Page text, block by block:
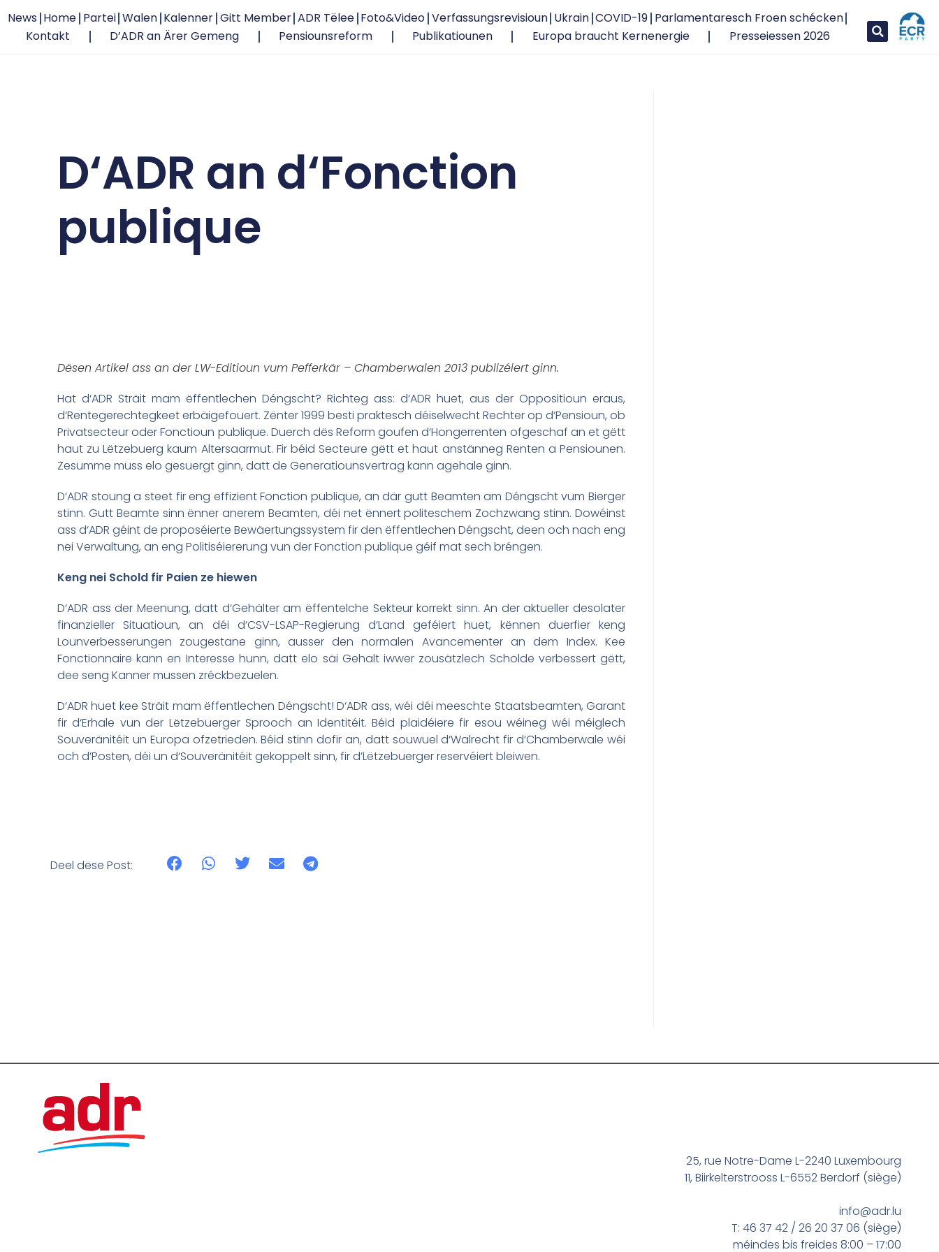
News Home Partei Walen Kalenner Gitt Member ADR Tëlee Foto&Video Verfassungsrevisioun Ukrain COVID-19 Parlamentaresch Froen schécken
Kontakt
D’ADR an Ärer Gemeng Pensiounsreform Publikatiounen Europa braucht Kernenergie Presseiessen 2026
D‘ADR an d‘Fonction
publique
Dësen Artikel ass an der LW-Editioun vum Pefferkär – Chamberwalen 2013 publizéiert ginn.
Hat d‘ADR Sträit mam ëffentlechen Déngscht? Richteg ass: d‘ADR huet, aus der Oppositioun eraus,
d‘Rentegerechtegkeet erbäigefouert. Zënter 1999 besti praktesch déiselwecht Rechter op d‘Pensioun, ob
Privatsecteur oder Fonctioun publique. Duerch dës Reform goufen d‘Hongerrenten ofgeschaf an et gëtt
haut zu Lëtzebuerg kaum Altersaarmut. Fir béid Secteure gëtt et haut anstänneg Renten a Pensiounen.
Zesumme muss elo gesuergt ginn, datt de Generatiounsvertrag kann agehale ginn.
D‘ADR stoung a steet fir eng effizient Fonction publique, an där gutt Beamten am Déngscht vum Bierger
stinn. Gutt Beamte sinn ënner anerem Beamten, déi net ënnert politeschem Zochzwang stinn. Dowéinst
ass d‘ADR géint de proposéierte Bewäertungssystem fir den ëffentlechen Déngscht, deen och nach eng
nei Verwaltung, an eng Politiséiererung vun der Fonction publique géif mat sech bréngen.
Keng nei Schold fir Paien ze hiewen
D‘ADR ass der Meenung, datt d‘Gehälter am ëffentelche Sekteur korrekt sinn. An der aktueller desolater
finanzieller Situatioun, an déi d‘CSV-LSAP-Regierung d‘Land geféiert huet, kënnen duerfier keng
Lounverbesserungen zougestane ginn, ausser den normalen Avancementer an dem Index. Kee
Fonctionnaire kann en Interesse hunn, datt elo säi Gehalt iwwer zousätzlech Scholde verbessert gëtt,
dee seng Kanner mussen zréckbezuelen.
D‘ADR huet kee Sträit mam ëffentlechen Déngscht! D‘ADR ass, wéi déi meeschte Staatsbeamten, Garant
fir d‘Erhale vun der Lëtzebuerger Sprooch an Identitéit. Béid plaidéiere fir esou wéineg wéi méiglech
Souveränitéit un Europa ofzetrieden. Béid stinn dofir an, datt souwuel d‘Walrecht fir d‘Chamberwale wéi
och d’Posten, déi un d‘Souveränitéit gekoppelt sinn, fir d’Lëtzebuerger reservéiert bleiwen.
Deel dëse Post:
25, rue Notre-Dame L-2240 Luxembourg
11, Biirkelterstrooss L-6552 Berdorf (siège)
info@adr.lu
T: 46 37 42 / 26 20 37 06 (siège)
méindes bis freides 8:00 – 17:00